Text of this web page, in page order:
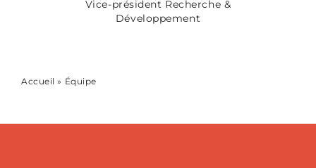
Vice-président Recherche &
Développement
Accueil » Équipe